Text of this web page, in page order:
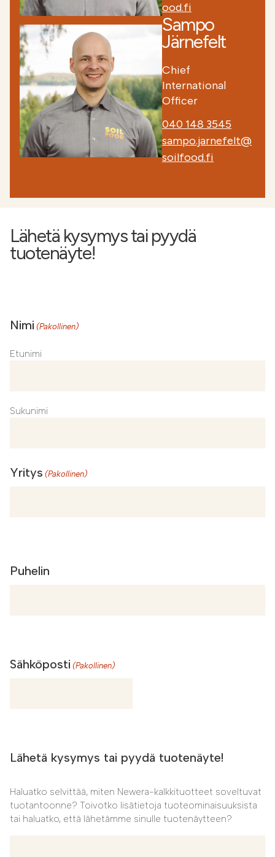
ood.fi
Sampo
Järnefelt
Chief
International
Officer
040 148 3545
sampo.jarnefelt@
soilfood.fi
Lähetä kysymys tai pyydä
tuotenäyte!
Nimi (Pakollinen)
Etunimi
Sukunimi
Yritys (Pakollinen)
Puhelin
Sähköposti (Pakollinen)
Lähetä kysymys tai pyydä tuotenäyte!
Haluatko selvittää, miten Newera-kalkkituotteet soveltuvat
tuotantoonne? Toivotko lisätietoja tuoteominaisuuksista
tai haluatko, että lähetämme sinulle tuotenäytteen?